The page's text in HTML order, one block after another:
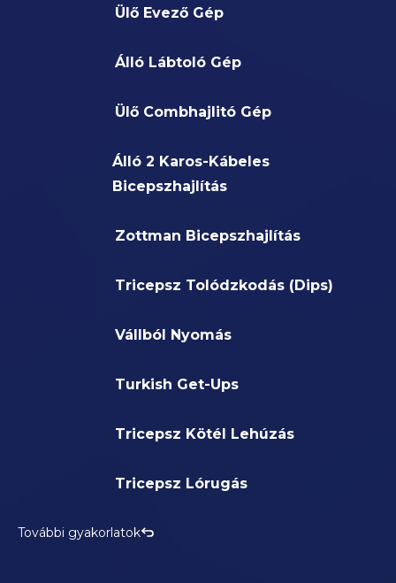
Ülő Evező Gép
Álló Lábtoló Gép
Ülő Combhajlitó Gép
Álló 2 Karos-Kábeles
Bicepszhajlítás
Zottman Bicepszhajlítás
Tricepsz Tolódzkodás (Dips)
Vállból Nyomás
Turkish Get-Ups
Tricepsz Kötél Lehúzás
Tricepsz Lórugás
További gyakorlatok